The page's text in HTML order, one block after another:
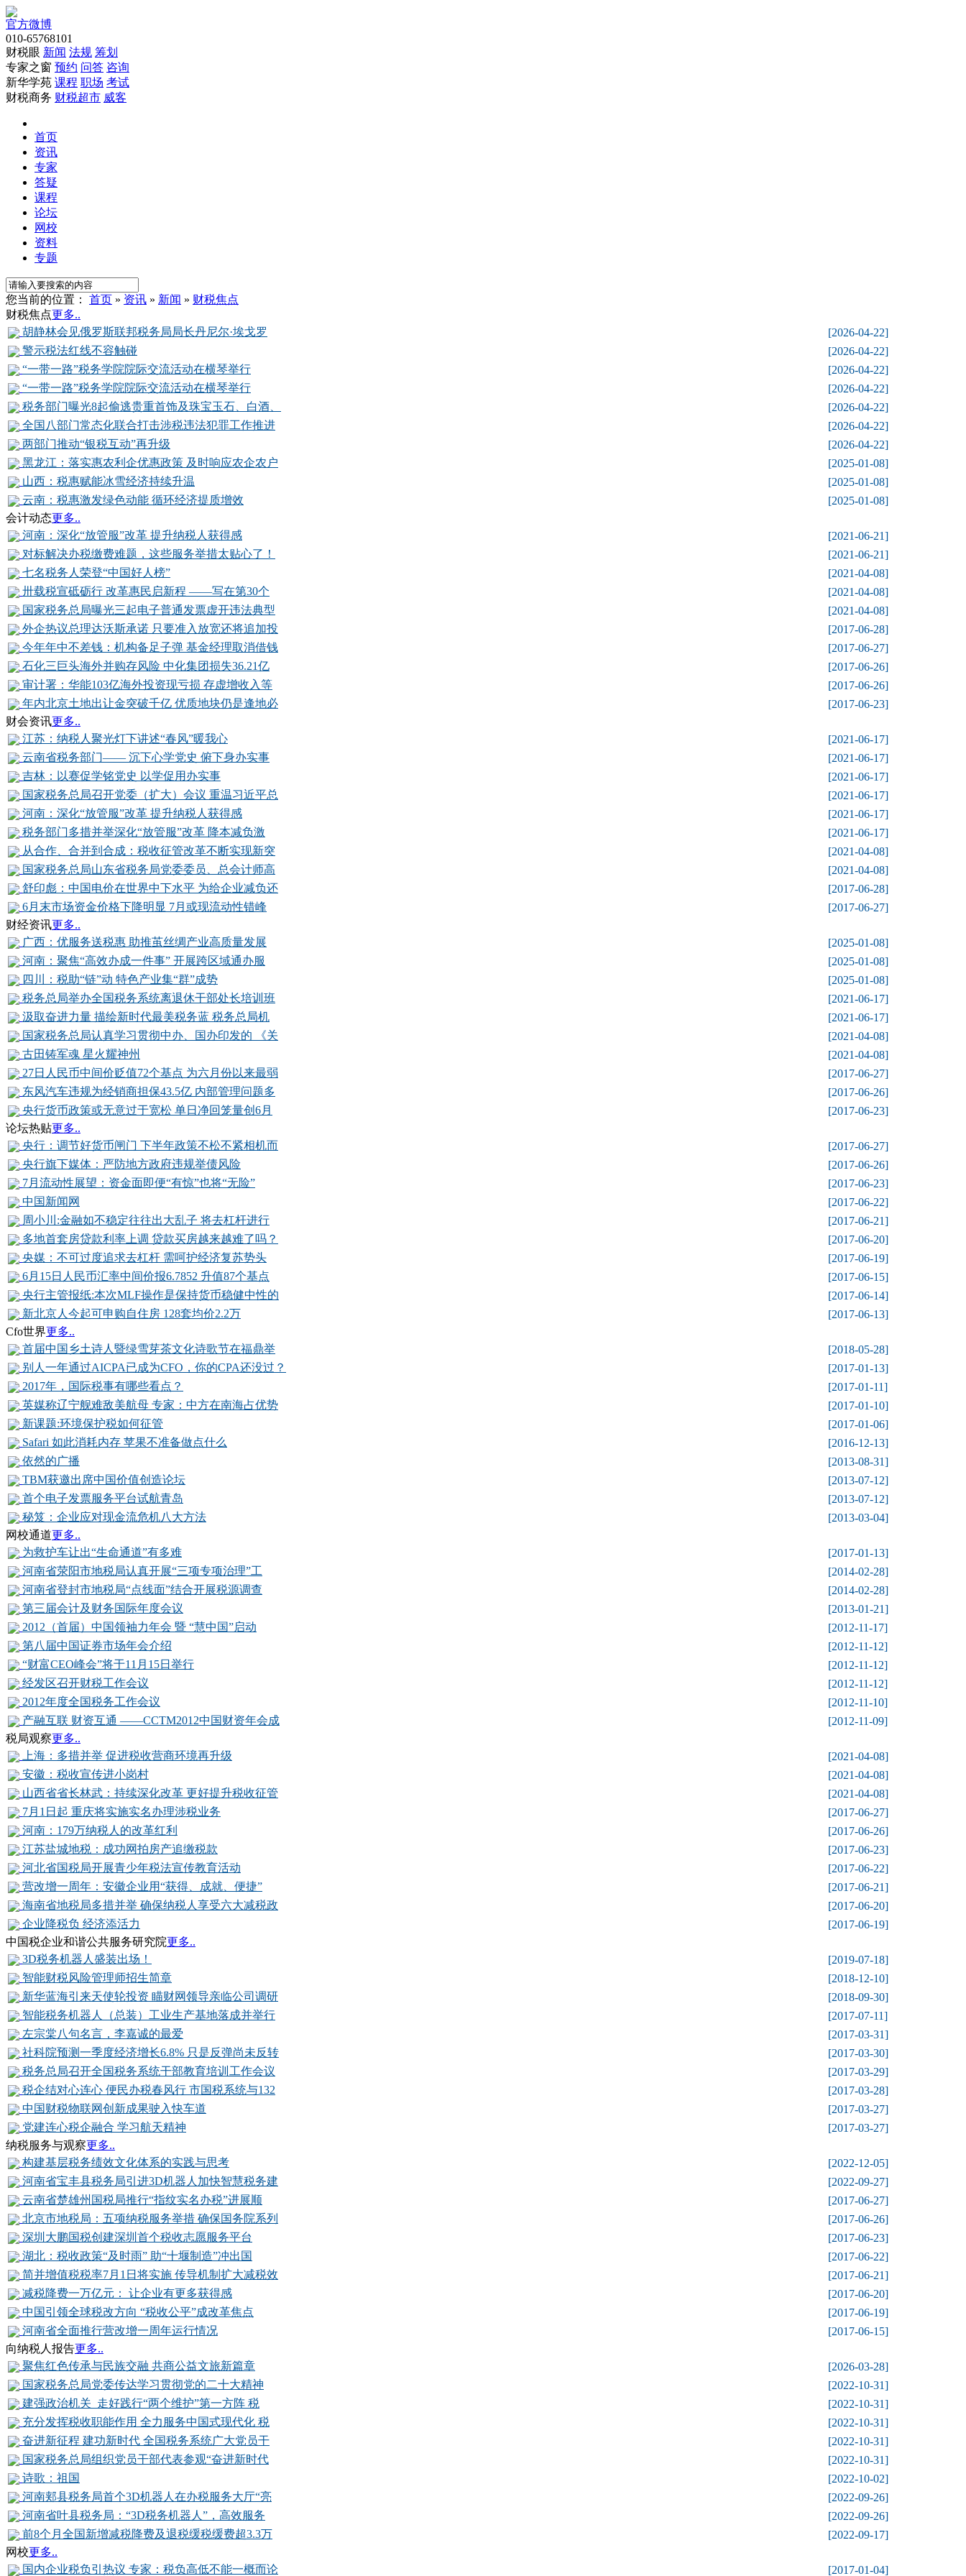
官方微博
010-65768101
财税眼 新闻 法规 筹划
专家之窗 预约 问答 咨询
新华学苑 课程 职场 考试
财税商务 财税超市 威客
首页
资讯
专家
答疑
课程
论坛
网校
资料
专题
您当前的位置： 首页 » 资讯 » 新闻 » 财税焦点
财税焦点更多..
胡静林会见俄罗斯联邦税务局局长丹尼尔·埃戈罗
[2026-04-22]
警示税法红线不容触碰
[2026-04-22]
“一带一路”税务学院院际交流活动在横琴举行
[2026-04-22]
“一带一路”税务学院院际交流活动在横琴举行
[2026-04-22]
税务部门曝光8起偷逃贵重首饰及珠宝玉石、白酒、
[2026-04-22]
全国八部门常态化联合打击涉税违法犯罪工作推进
[2026-04-22]
两部门推动“银税互动”再升级
[2026-04-22]
黑龙江：落实惠农利企优惠政策 及时响应农企农户
[2025-01-08]
山西：税惠赋能冰雪经济持续升温
[2025-01-08]
云南：税惠激发绿色动能 循环经济提质增效
[2025-01-08]
会计动态更多..
河南：深化“放管服”改革 提升纳税人获得感
[2021-06-21]
对标解决办税缴费难题，这些服务举措太贴心了！
[2021-06-21]
七名税务人荣登“中国好人榜”
[2021-04-08]
卅载税宣砥砺行 改革惠民启新程 ——写在第30个
[2021-04-08]
国家税务总局曝光三起电子普通发票虚开违法典型
[2021-04-08]
外企热议总理达沃斯承诺 只要准入放宽还将追加投
[2017-06-28]
今年年中不差钱：机构备足子弹 基金经理取消借钱
[2017-06-27]
石化三巨头海外并购存风险 中化集团损失36.21亿
[2017-06-26]
审计署：华能103亿海外投资现亏损 存虚增收入等
[2017-06-26]
年内北京土地出让金突破千亿 优质地块仍是逢地必
[2017-06-23]
财会资讯更多..
江苏：纳税人聚光灯下讲述“春风”暖我心
[2021-06-17]
云南省税务部门—— 沉下心学党史 俯下身办实事
[2021-06-17]
吉林：以赛促学铭党史 以学促用办实事
[2021-06-17]
国家税务总局召开党委（扩大）会议 重温习近平总
[2021-06-17]
河南：深化“放管服”改革 提升纳税人获得感
[2021-06-17]
税务部门多措并举深化“放管服”改革 降本减负激
[2021-06-17]
从合作、合并到合成：税收征管改革不断实现新突
[2021-04-08]
国家税务总局山东省税务局党委委员、总会计师高
[2021-04-08]
舒印彪：中国电价在世界中下水平 为给企业减负还
[2017-06-28]
6月末市场资金价格下降明显 7月或现流动性错峰
[2017-06-27]
财经资讯更多..
广西：优服务送税惠 助推茧丝绸产业高质量发展
[2025-01-08]
河南：聚焦“高效办成一件事” 开展跨区域通办服
[2025-01-08]
四川：税助“链”动 特色产业集“群”成势
[2025-01-08]
税务总局举办全国税务系统离退休干部处长培训班
[2021-06-17]
汲取奋进力量 描绘新时代最美税务蓝 税务总局机
[2021-06-17]
国家税务总局认真学习贯彻中办、国办印发的 《关
[2021-04-08]
古田铸军魂 星火耀神州
[2021-04-08]
27日人民币中间价贬值72个基点 为六月份以来最弱
[2017-06-27]
东风汽车违规为经销商担保43.5亿 内部管理问题多
[2017-06-26]
央行货币政策或无意过于宽松 单日净回笼量创6月
[2017-06-23]
论坛热贴更多..
央行：调节好货币闸门 下半年政策不松不紧相机而
[2017-06-27]
央行旗下媒体：严防地方政府违规举债风险
[2017-06-26]
7月流动性展望：资金面即便“有惊”也将“无险”
[2017-06-23]
中国新闻网
[2017-06-22]
周小川:金融如不稳定往往出大乱子 将去杠杆进行
[2017-06-21]
多地首套房贷款利率上调 贷款买房越来越难了吗？
[2017-06-20]
央媒：不可过度追求去杠杆 需呵护经济复苏势头
[2017-06-19]
6月15日人民币汇率中间价报6.7852 升值87个基点
[2017-06-15]
央行主管报纸:本次MLF操作是保持货币稳健中性的
[2017-06-14]
新北京人今起可申购自住房 128套均价2.2万
[2017-06-13]
Cfo世界更多..
首届中国乡土诗人暨绿雪芽茶文化诗歌节在福鼎举
[2018-05-28]
别人一年通过AICPA已成为CFO，你的CPA还没过？
[2017-01-13]
2017年，国际税事有哪些看点？
[2017-01-11]
英媒称辽宁舰难敌美航母 专家：中方在南海占优势
[2017-01-10]
新课题:环境保护税如何征管
[2017-01-06]
Safari 如此消耗内存 苹果不准备做点什么
[2016-12-13]
依然的广播
[2013-08-31]
TBM获邀出席中国价值创造论坛
[2013-07-12]
首个电子发票服务平台试航青岛
[2013-07-12]
秘笈：企业应对现金流危机八大方法
[2013-03-04]
网校通道更多..
为救护车让出“生命通道”有多难
[2017-01-13]
河南省荥阳市地税局认真开展“三项专项治理”工
[2014-02-28]
河南省登封市地税局“点线面”结合开展税源调查
[2014-02-28]
第三届会计及财务国际年度会议
[2013-01-21]
2012（首届）中国领袖力年会 暨 “慧中国”启动
[2012-11-17]
第八届中国证券市场年会介绍
[2012-11-12]
“财富CEO峰会”将于11月15日举行
[2012-11-12]
经发区召开财税工作会议
[2012-11-12]
2012年度全国税务工作会议
[2012-11-10]
产融互联 财资互通 ——CCTM2012中国财资年会成
[2012-11-09]
税局观察更多..
上海：多措并举 促进税收营商环境再升级
[2021-04-08]
安徽：税收宣传进小岗村
[2021-04-08]
山西省省长林武：持续深化改革 更好提升税收征管
[2021-04-08]
7月1日起 重庆将实施实名办理涉税业务
[2017-06-27]
河南：179万纳税人的改革红利
[2017-06-26]
江苏盐城地税：成功网拍房产追缴税款
[2017-06-23]
河北省国税局开展青少年税法宣传教育活动
[2017-06-22]
营改增一周年：安徽企业用“获得、成就、便捷”
[2017-06-21]
海南省地税局多措并举 确保纳税人享受六大减税政
[2017-06-20]
企业降税负 经济添活力
[2017-06-19]
中国税企业和谐公共服务研究院更多..
3D税务机器人盛装出场！
[2019-07-18]
智能财税风险管理师招生简章
[2018-12-10]
新华蓝海引来天使轮投资 瞄财网领导亲临公司调研
[2018-09-30]
智能税务机器人（总装）工业生产基地落成并举行
[2017-07-11]
左宗棠八句名言，李嘉诚的最爱
[2017-03-31]
社科院预测一季度经济增长6.8% 只是反弹尚未反转
[2017-03-30]
税务总局召开全国税务系统干部教育培训工作会议
[2017-03-29]
税企结对心连心 便民办税春风行 市国税系统与132
[2017-03-28]
中国财税物联网创新成果驶入快车道
[2017-03-27]
党建连心税企融合 学习航天精神
[2017-03-27]
纳税服务与观察更多..
构建基层税务绩效文化体系的实践与思考
[2022-12-05]
河南省宝丰县税务局引进3D机器人加快智慧税务建
[2022-09-27]
云南省楚雄州国税局推行“指纹实名办税”进展顺
[2017-06-27]
北京市地税局：五项纳税服务举措 确保国务院系列
[2017-06-26]
深圳大鹏国税创建深圳首个税收志愿服务平台
[2017-06-23]
湖北：税收政策“及时雨” 助“十堰制造”冲出国
[2017-06-22]
简并增值税税率7月1日将实施 传导机制扩大减税效
[2017-06-21]
减税降费一万亿元： 让企业有更多获得感
[2017-06-20]
中国引领全球税改方向 “税收公平”成改革焦点
[2017-06-19]
河南省全面推行营改增一周年运行情况
[2017-06-15]
向纳税人报告更多..
聚焦红色传承与民族交融 共商公益文旅新篇章
[2026-03-28]
国家税务总局党委传达学习贯彻党的二十大精神
[2022-10-31]
建强政治机关 走好践行“两个维护”第一方阵 税
[2022-10-31]
充分发挥税收职能作用 全力服务中国式现代化 税
[2022-10-31]
奋进新征程 建功新时代 全国税务系统广大党员干
[2022-10-31]
国家税务总局组织党员干部代表参观“奋进新时代
[2022-10-31]
诗歌：祖国
[2022-10-02]
河南郏县税务局首个3D机器人在办税服务大厅“亮
[2022-09-26]
河南省叶县税务局：“3D税务机器人”，高效服务
[2022-09-26]
前8个月全国新增减税降费及退税缓税缓费超3.3万
[2022-09-17]
网校更多..
国内企业税负引热议 专家：税负高低不能一概而论
[2017-01-04]